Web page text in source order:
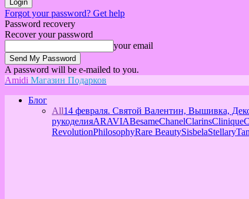
Forgot your password? Get help
Password recovery
Recover your password
your email
A password will be e-mailed to you.
Amidi Магазин Подарков
Блог
All14 февраля. Святой Валентин, Вышивка,
рукоделияARAVIABesameChanelClarinsClinique
RevolutionPhilosophyRare BeautySisbelaStellary